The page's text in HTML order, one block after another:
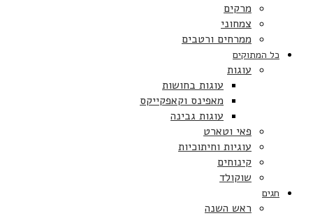
מרקים
צמחוני
ממרחים ורטבים
כל המתוקים
עוגות
עוגות בחושות
מאפינס וקאפקייקס
עוגות גבינה
פאי וטארט
עוגיות וחיתוכיות
קינוחים
שוקולד
חגים
ראש השנה